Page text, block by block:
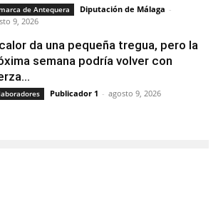
de Antequera Diputación de Málaga -
9, 2026
da una pequeña tregua, pero la
semana podría volver con
Publicador 1 - agosto 9, 2026